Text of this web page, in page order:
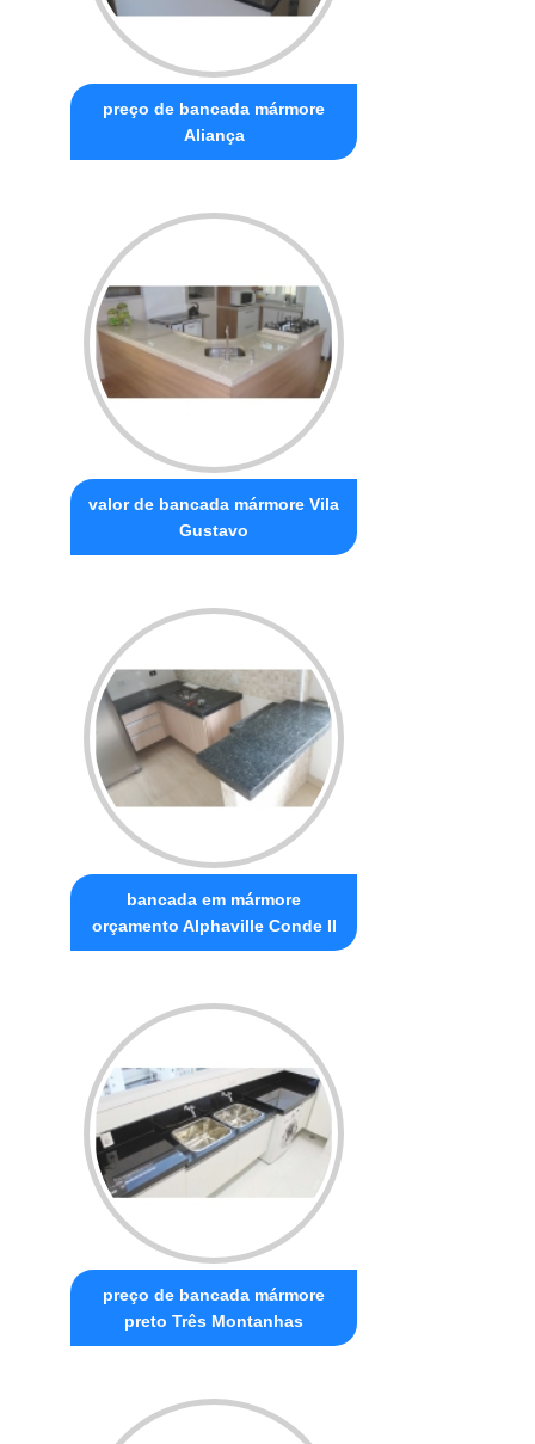
preço de bancada mármore
Aliança
valor de bancada mármore Vila
Gustavo
bancada em mármore
orçamento Alphaville Conde II
preço de bancada mármore
preto Três Montanhas